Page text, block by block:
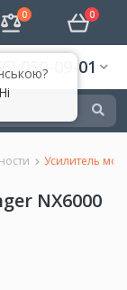
0 0
050-09-01
Усилитель
NX6000
Ні